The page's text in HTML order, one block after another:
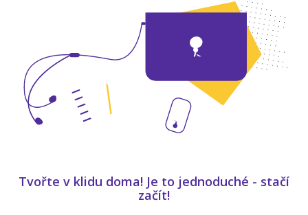
Tvořte v klidu doma! Je to jednoduché - stačí
začít!